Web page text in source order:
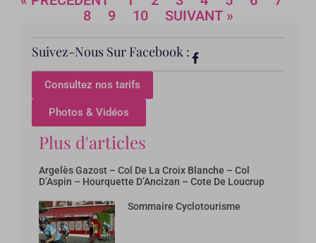
8
9 10 SUIVANT »
Suivez-Nous Sur Facebook :
Consultez nos tarifs
Photos & Vidéos
Plus d'articles
Argelès Gazost – Col De La Croix Blanche – Col
D’Aspin – Hourquette D’Ancizan – Cote De Loucrup
Sommaire Cyclotourisme